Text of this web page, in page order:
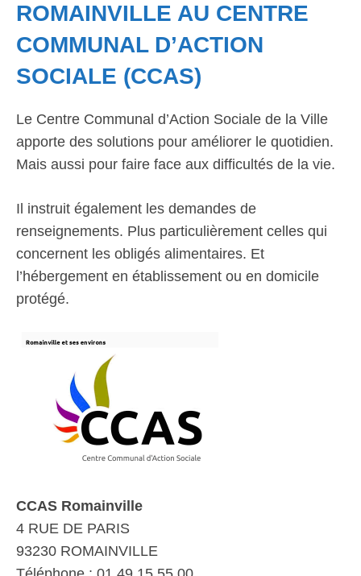
ROMAINVILLE AU CENTRE
COMMUNAL D’ACTION
SOCIALE (CCAS)
Le Centre Communal d’Action Sociale de la Ville
apporte des solutions pour améliorer le quotidien.
Mais aussi pour faire face aux difficultés de la vie.
Il instruit également les demandes de
renseignements. Plus particulièrement celles qui
concernent les obligés alimentaires. Et
l’hébergement en établissement ou en domicile
protégé.
CCAS Romainville
4 RUE DE PARIS
93230 ROMAINVILLE